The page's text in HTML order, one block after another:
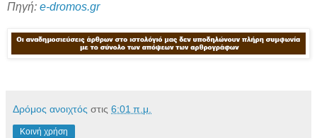
Πηγή: e-dromos.gr
Δρόμος ανοιχτός στις 6:01 π.μ.
Κοινή χρήση